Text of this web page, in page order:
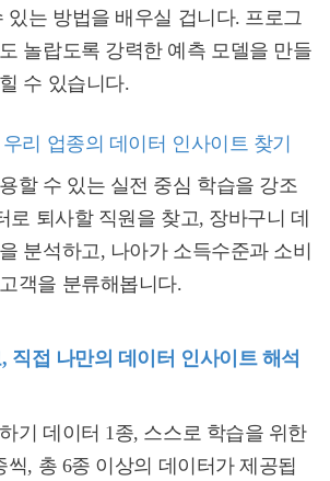
있는 방법을 배우실 겁니다. 프로그
놀랍도록 강력한 예측 모델을 만들
수 있습니다.
리 업종의 데이터 인사이트 찾기
할 수 있는 실전 중심 학습을 강조
로 퇴사할 직원을 찾고, 장바구니 데
분석하고, 나아가 소득수준과 소비
객을 분류해봅니다.
접 나만의 데이터 인사이트 해석
기 데이터 1종, 스스로 학습을 위한
씩, 총 6종 이상의 데이터가 제공됩